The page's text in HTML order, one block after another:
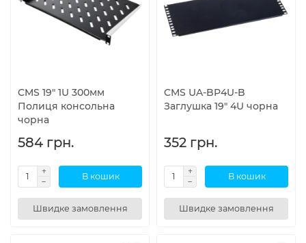
CMS 19" 1U 300мм
Полиця консольна
чорна
584 грн.
В кошик
Швидке замовлення
CMS UA-BP4U-B
Заглушка 19" 4U чорна
352 грн.
В кошик
Швидке замовлення